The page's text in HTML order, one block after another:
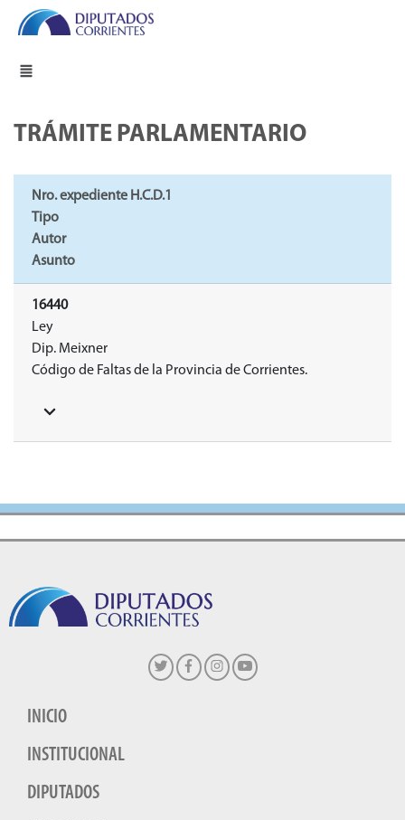
TRÁMITE PARLAMENTARIO
Nro. expediente H.C.D.1
Tipo
Autor
Asunto
16440
Ley
Dip. Meixner
Código de Faltas de la Provincia de Corrientes.
INICIO
INSTITUCIONAL
DIPUTADOS